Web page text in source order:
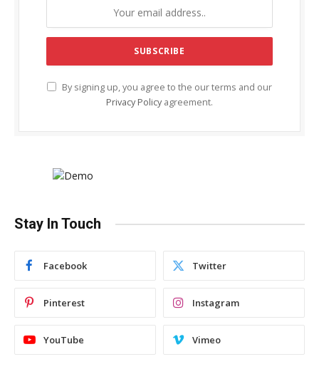
By signing up, you agree to the our terms and our
Privacy Policy agreement.
Stay In Touch
Facebook Twitter
Pinterest Instagram
YouTube Vimeo